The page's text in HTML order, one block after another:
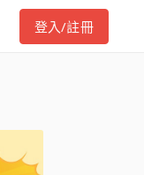
登入/註冊